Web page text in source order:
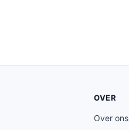
OVER
Over ons